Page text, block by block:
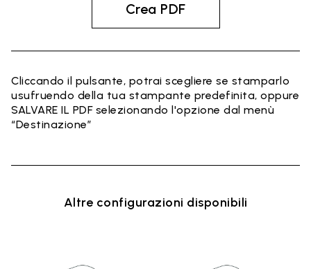
Crea PDF
Cliccando il pulsante, potrai scegliere se stamparlo
usufruendo della tua stampante predefinita, oppure
SALVARE IL PDF selezionando l'opzione dal menù
“Destinazione”
Altre configurazioni disponibili